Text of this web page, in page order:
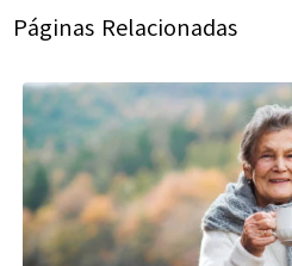
Páginas Relacionadas